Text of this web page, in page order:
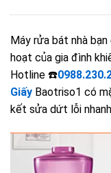
Máy rửa bát nhà
hoạt của gia đình
Hotline ☎️
Giấy Baotriso1 có
kết sửa dứt lỗi